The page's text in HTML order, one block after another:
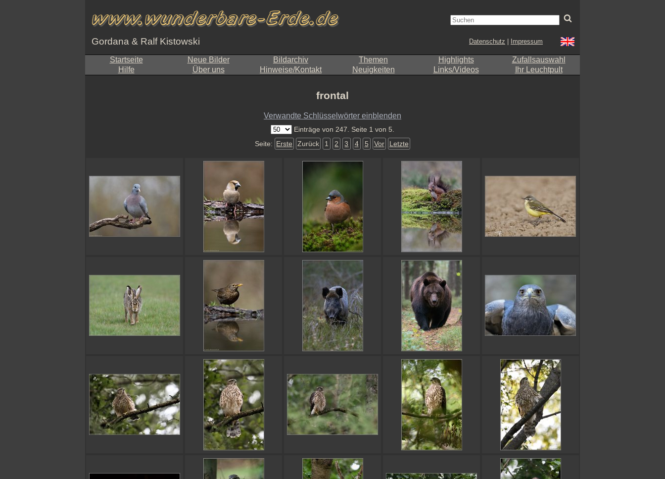
Gordana & Ralf Kistowski Datenschutz Impressum
Startseite Neue Bilder Bildarchiv Themen Highlights
Zufallsauswahl
Hilfe
Über uns Hinweise/Kontakt Neuigkeiten Links/Videos Ihr Leuchtpult
frontal
Verwandte Schlüsselwörter einblenden
Einträge von 247. Seite 1 von 5.
Seite: Erste Zurück 1 2 3 4 5 Vor Letzte